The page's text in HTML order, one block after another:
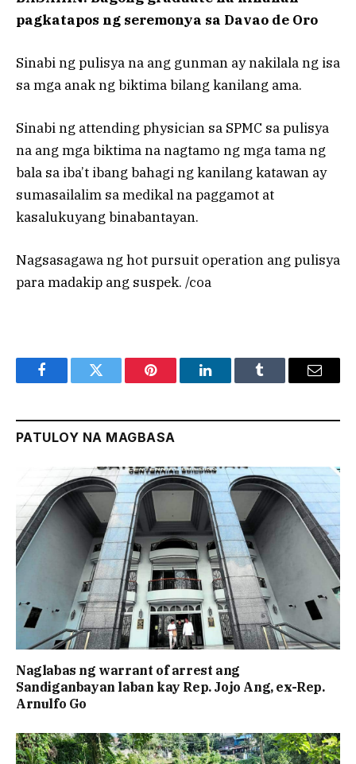
pagkatapos ng seremonya sa Davao de Oro
Sinabi ng pulisya na ang gunman ay nakilala ng isa
sa mga anak ng biktima bilang kanilang ama.
Sinabi ng attending physician sa SPMC sa pulisya
na ang mga biktima na nagtamo ng mga tama ng
bala sa iba’t ibang bahagi ng kanilang katawan ay
sumasailalim sa medikal na paggamot at
kasalukuyang binabantayan.
Nagsasagawa ng hot pursuit operation ang pulisya
para madakip ang suspek. /coa
FacebookTwitter Pinterest LinkedInTumblr Email
PATULOY NA MAGBASA
Naglabas ng warrant of arrest ang
Sandiganbayan laban kay Rep. Jojo Ang, ex-Rep.
Arnulfo Go